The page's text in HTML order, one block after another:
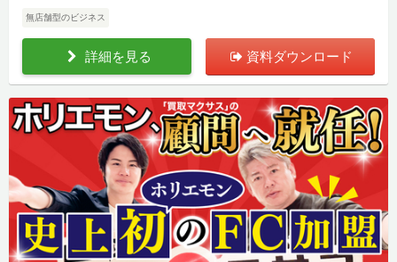
無店舗型のビジネス
詳細を見る 資料ダウンロード